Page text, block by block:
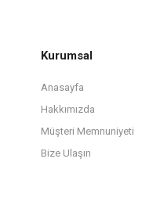
Kurumsal
Anasayfa
Hakkımızda
Müşteri Memnuniyeti
Bize Ulaşın